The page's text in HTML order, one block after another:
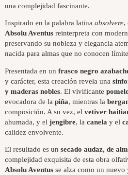
una complejidad fascinante.
Inspirado en la palabra latina absolvere,
Absolu Aventus reinterpreta con
preservando su nobleza y elegancia
nacida para almas que no conocen
Presentada en un frasco negro
y carácter, esta creación revela una
y maderas nobles. El vivificante
evocadora de la piña, mientras la
composición. A su vez, el vetiver
ahumada, y el jengibre, la canela y el
calidez envolvente.
El resultado es un secado audaz, de
complejidad exquisita de esta obra
Absolu Aventus se alza como un